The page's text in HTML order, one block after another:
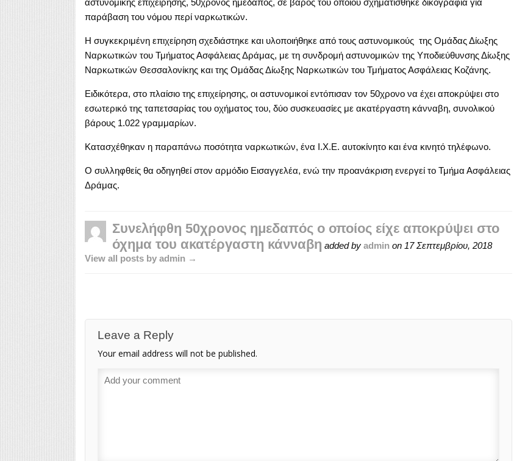
παράβαση του νόμου περί ναρκωτικών.
Η συγκεκριμένη επιχείρηση σχεδιάστηκε και υλοποιήθηκε από τους αστυνομικούς της Ομάδας Δίωξης
Ναρκωτικών του Τμήματος Ασφάλειας Δράμας, με τη συνδρομή αστυνομικών της Υποδιεύθυνσης Δίωξης
Ναρκωτικών Θεσσαλονίκης και της Ομάδας Δίωξης Ναρκωτικών του Τμήματος Ασφάλειας Κοζάνης.
Ειδικότερα, στο πλαίσιο της επιχείρησης, οι αστυνομικοί εντόπισαν τον 50χρονο να έχει αποκρύψει στο
εσωτερικό της ταπετσαρίας του οχήματος του, δύο συσκευασίες με ακατέργαστη κάνναβη, συνολικού
βάρους 1.022 γραμμαρίων.
Κατασχέθηκαν η παραπάνω ποσότητα ναρκωτικών, ένα Ι.Χ.Ε. αυτοκίνητο και ένα κινητό τηλέφωνο.
Ο συλληφθείς θα οδηγηθεί στον αρμόδιο Εισαγγελέα, ενώ την προανάκριση ενεργεί το Τμήμα Ασφάλειας
Δράμας.
Συνελήφθη 50χρονος ημεδαπός ο οποίος είχε αποκρύψει στο
όχημα του ακατέργαστη κάνναβη added by adminon 17 Σεπτεμβρίου, 2018
View all posts by admin →
Leave a Reply
Your email address will not be published.